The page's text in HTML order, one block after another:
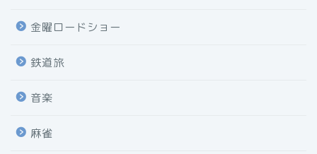
金曜ロードショー
鉄道旅
音楽
麻雀